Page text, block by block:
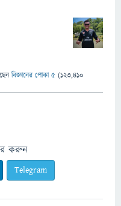
বিজ্ঞানের পোকা ৫ (123,410
করুন
Telegram